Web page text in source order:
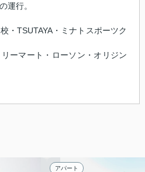
運行。
・TSUTAYA・ミナトスポーツク
ーマート・ローソン・オリジン
アパート